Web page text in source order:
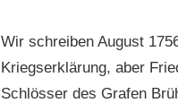
Wir schreiben August
Kriegserklärung, aber
Schlösser des Grafen